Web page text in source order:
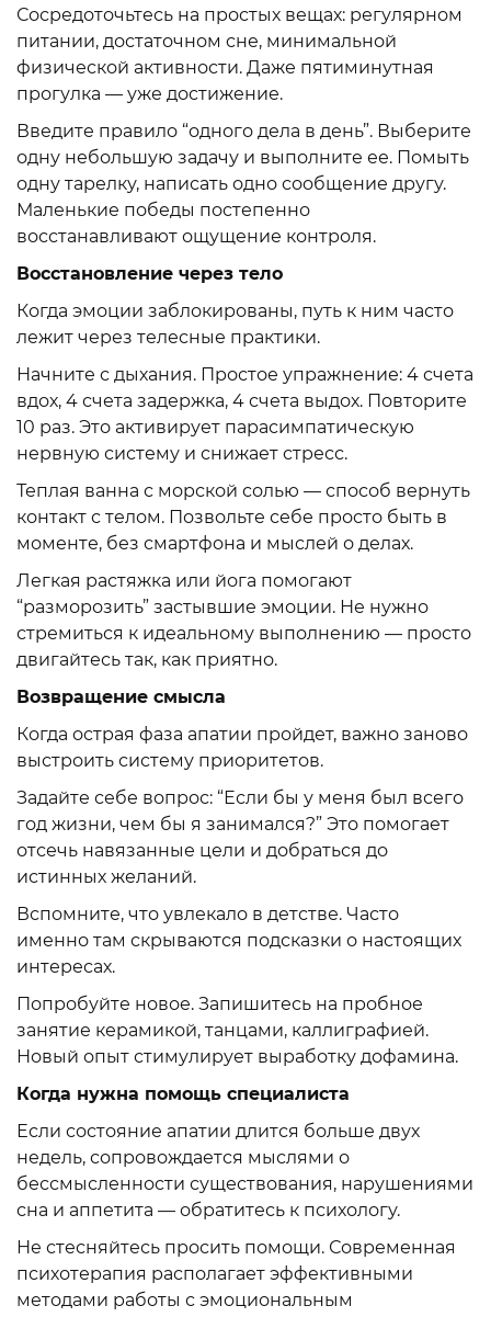
Сосредоточьтесь на простых вещах: регулярном
питании, достаточном сне, минимальной
физической активности. Даже пятиминутная
прогулка — уже достижение.
Введите правило “одного дела в день”. Выберите
одну небольшую задачу и выполните ее. Помыть
одну тарелку, написать одно сообщение другу.
Маленькие победы постепенно
восстанавливают ощущение контроля.
Восстановление через тело
Когда эмоции заблокированы, путь к ним часто
лежит через телесные практики.
Начните с дыхания. Простое упражнение: 4 счета
вдох, 4 счета задержка, 4 счета выдох. Повторите
10 раз. Это активирует парасимпатическую
нервную систему и снижает стресс.
Теплая ванна с морской солью — способ вернуть
контакт с телом. Позвольте себе просто быть в
моменте, без смартфона и мыслей о делах.
Легкая растяжка или йога помогают
“разморозить” застывшие эмоции. Не нужно
стремиться к идеальному выполнению — просто
двигайтесь так, как приятно.
Возвращение смысла
Когда острая фаза апатии пройдет, важно заново
выстроить систему приоритетов.
Задайте себе вопрос: “Если бы у меня был всего
год жизни, чем бы я занимался?” Это помогает
отсечь навязанные цели и добраться до
истинных желаний.
Вспомните, что увлекало в детстве. Часто
именно там скрываются подсказки о настоящих
интересах.
Попробуйте новое. Запишитесь на пробное
занятие керамикой, танцами, каллиграфией.
Новый опыт стимулирует выработку дофамина.
Когда нужна помощь специалиста
Если состояние апатии длится больше двух
недель, сопровождается мыслями о
бессмысленности существования, нарушениями
сна и аппетита — обратитесь к психологу.
Не стесняйтесь просить помощи. Современная
психотерапия располагает эффективными
методами работы с эмоциональным